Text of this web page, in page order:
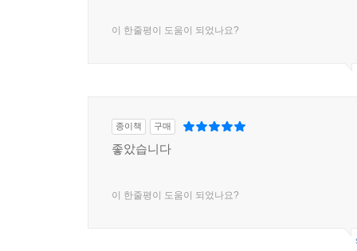
이 한줄평이 도움이 되었나요?
종이책 구매
좋았습니다
이 한줄평이 도움이 되었나요?